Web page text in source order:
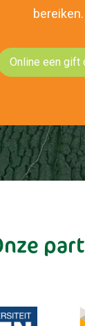
bereiken.
Online een gift